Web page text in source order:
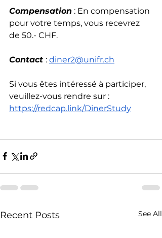
Compensation : En compensation
pour votre temps, vous recevrez
de 50.- CHF.
Contact : diner2@unifr.ch
Si vous êtes intéressé à participer,
veuillez-vous rendre sur :
https://redcap.link/DinerStudy
Recent Posts See All